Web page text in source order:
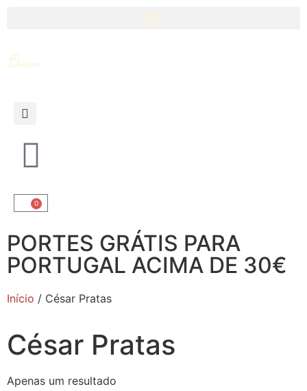
0
PORTES GRÁTIS PARA
PORTUGAL ACIMA DE 30€
Início / César Pratas
César Pratas
Apenas um resultado